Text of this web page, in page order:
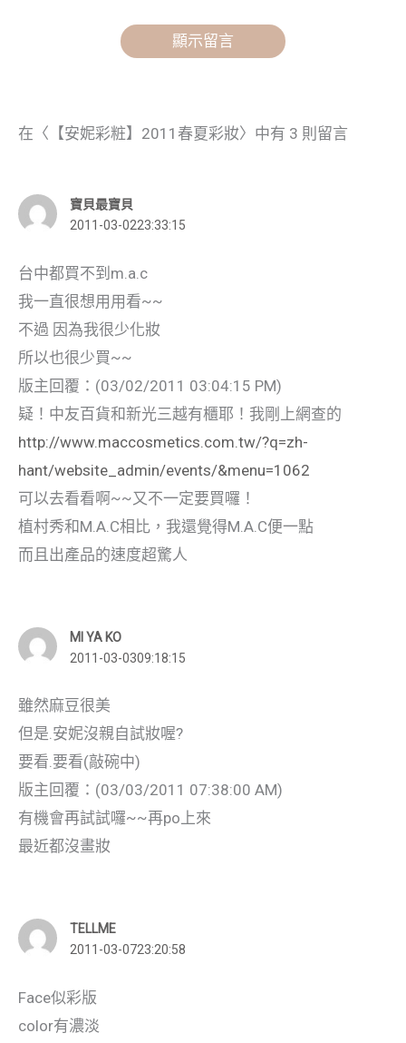
顯示留言
在〈【安妮彩粧】2011春夏彩妝〉中有 3 則留言
寶貝最寶貝
2011-03-0223:33:15
台中都買不到m.a.c
我一直很想用用看~~
不過 因為我很少化妝
所以也很少買~~
版主回覆：(03/02/2011 03:04:15 PM)
疑！中友百貨和新光三越有櫃耶！我剛上網查的
http://www.maccosmetics.com.tw/?q=zh-
hant/website_admin/events/&menu=1062
可以去看看啊~~又不一定要買囉！
植村秀和M.A.C相比，我還覺得M.A.C便一點
而且出產品的速度超驚人
MI YA KO
2011-03-0309:18:15
雖然麻豆很美
但是.安妮沒親自試妝喔?
要看.要看(敲碗中)
版主回覆：(03/03/2011 07:38:00 AM)
有機會再試試囉~~再po上來
最近都沒畫妝
TELLME
2011-03-0723:20:58
Face似彩版
color有濃淡